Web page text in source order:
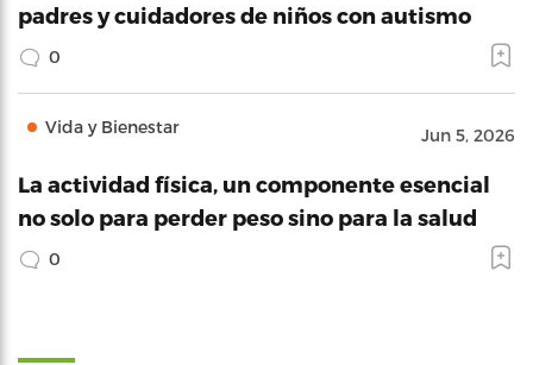
padres y cuidadores de niños con autismo
0
Vida y Bienestar Jun 5, 2026
La actividad física, un componente esencial
no solo para perder peso sino para la salud
0